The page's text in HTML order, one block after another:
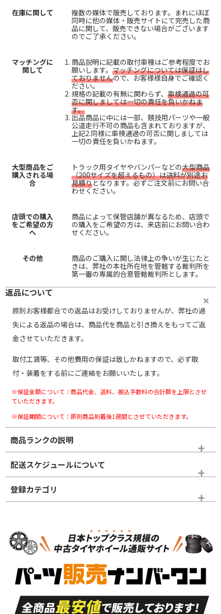
在庫に関して
複数の媒体で販売しております。まれにほぼ
同時に他の媒体・販売サイトにて完売した商
品に関して、販売できない場合がございます
のでご了承ください。
マッチングに
関して
商品説明に記載の取付車種はご参考程度でお
願いします。 マッチングについては保証はし
ておりませんので、お客様様自身でご確認く
ださい。
規格の記載の有無に関わらず、 車検通過の可
否に関しましては一切の責任を負いかねま
す。
出品商品に中には一部、競技用パーツや一般
公道走行不可の商品も含まれておりますが、
上記2.同様に車検通過の可否に関しましては
一切の責任を負いかねます。
大型商品をご
購入される場
合
トラック用タイヤやバンパーなどの大型商品
（200サイズを超えるもの）は送料が別途お
見積りとなります。必ずご注文前にお問い合
わせください。
店頭での購入
をご希望の方
へ
商品によって保管店舗が異なるため、店頭で
の購入をご希望の方は、来店前にお問い合わ
せください。
その他
商品のご購入に関し法律上の争いが生じたと
きは、弊社の本社所在地を管轄する裁判所を
第一審の専属的合意管轄裁判所とします。
返品について
原則お客様都合での返品はお受けしておりませんが、弊社の過
失による返品の場合は、商品代を商品と引き換えをもってご返
金させていただきます。
取付工賃等、その他費用の保証は致しかねますので、必ず取
付・装着をする前にご連絡をお願いいたします。
※保証金額について：商品代金、送料、振込手数料の合計額を上限とさせ
ていただきます。
※保証期間について：原則商品到着後1週間とさせていただきます。
商品ランクの説明
※商品ランクは出品者の主観により判断しておりますので、あら
かじめご了承ください。
ホイールランク
S
品）
S
新車外し品（新古
付き
A
走行距離も少なく、
目立つ傷もほとんど
ない中古品
A
走行距離も少なく、
非常に状態の良い中
古品
配送スケジュールについて
登録カテゴリ
ホイールのみ